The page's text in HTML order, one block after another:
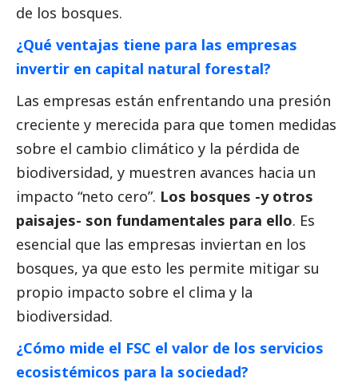
de los bosques.
¿Qué ventajas tiene para las empresas
invertir en capital natural forestal?
Las empresas están enfrentando una presión
creciente y merecida para que tomen medidas
sobre el cambio climático y la pérdida de
biodiversidad, y muestren avances hacia un
impacto “neto cero”. Los bosques -y otros
paisajes- son fundamentales para ello. Es
esencial que las empresas inviertan en los
bosques, ya que esto les permite mitigar su
propio impacto sobre el clima y la
biodiversidad.
¿Cómo mide el FSC el valor de los servicios
ecosistémicos para la sociedad?